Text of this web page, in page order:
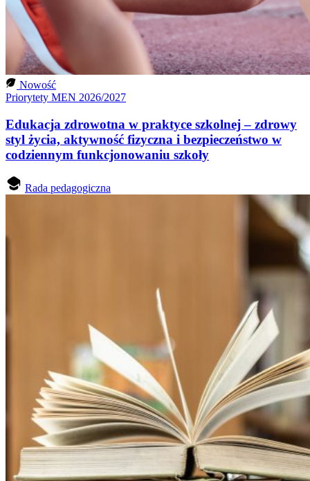
Nowość
Priorytety MEN 2026/2027
Edukacja zdrowotna w praktyce szkolnej – zdrowy
styl życia, aktywność fizyczna i bezpieczeństwo w
codziennym funkcjonowaniu szkoły
Rada pedagogiczna